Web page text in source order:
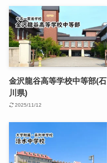
金沢龍谷高等学校中等部(石
川県)
2025/11/12